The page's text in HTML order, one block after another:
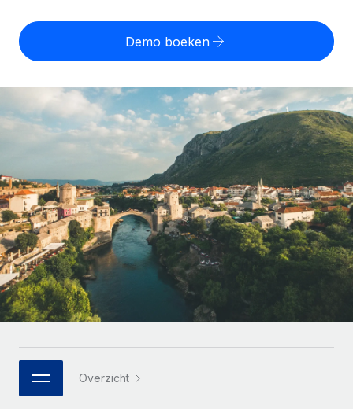
Contractor Management
Zzp'ers internationaal onboarden en beheren
PEO
Ingewikkelde HR-taken eenvoudig uitbesteden
Remote Embedded
HR naadloos in workflows integreren
Platform
Ingebouwde essentiële HR-functies voor je team
Verbinden
AI-tools koppelen aan Remote met onze MCP
Integraties
Processen stroomlijnen met essentiële zakelijke tools
Bekijk hoe we presteren in vergelijking met anderen
GROEIFASE
Start-ups
Flexibele global HR en payroll solutions voor groeiende
Mid-market
Teams uitbreiden met HR solutions op maat
Enterprise
Global HR voor grote bedrijven
WERK MET ONS SAMEN
Integreer global HR flexibel in je platform
Een partner worden
Bereken de totale werknemerskosten in een land
Ontdek valuta-opties en betaalsnelheden voor
internationale zzp'ers
LEREN MET REMOTE
Onderzoek en gidsen
Casestudy's
HR-woordenlijst
Checklists en templates
Bibliotheek met functiebeschrijvingen
Webinars
Evenementen
English
Nederlands
Français
Español
Italiano
Português (Portugal)
日本語
한국어
Demo boeken
Overzicht